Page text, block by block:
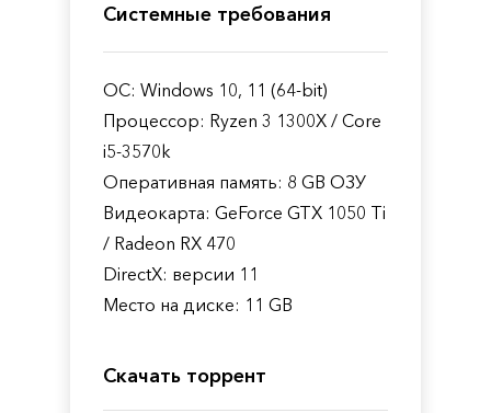
Системные требования
ОС: Windows 10, 11 (64-bit)
Процессор: Ryzen 3 1300X / Core
i5-3570k
Оперативная память: 8 GB ОЗУ
Видеокарта: GeForce GTX 1050 Ti
/ Radeon RX 470
DirectX: версии 11
Место на диске: 11 GB
Скачать торрент